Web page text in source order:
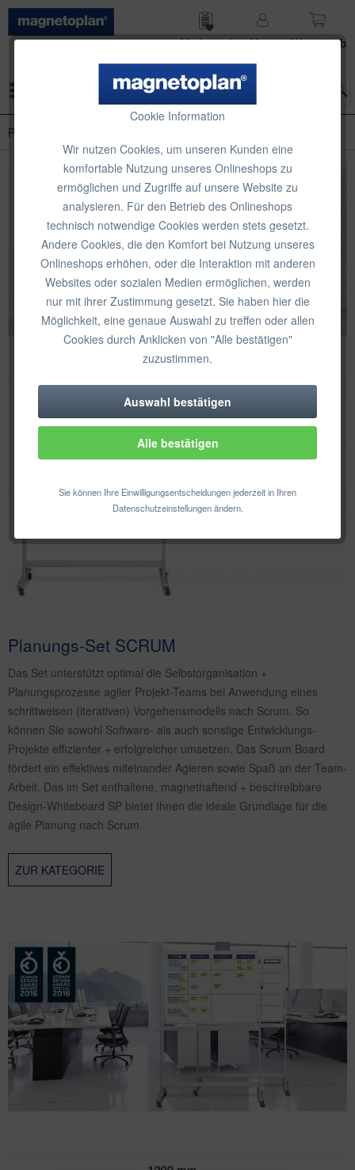
Merk­zettel
Mein
Waren­korb
Cookie Information
Wir nutzen Cookies, um unseren Kunden eine
komfortable Nutzung unseres Onlineshops zu
ermöglichen und Zugriffe auf unsere Website zu
analysieren. Für den Betrieb des Onlineshops
technisch notwendige Cookies werden stets gesetzt.
Andere Cookies, die den Komfort bei Nutzung unseres
Onlineshops erhöhen, oder die Interaktion mit anderen
Websites oder sozialen Medien ermöglichen, werden
nur mit ihrer Zustimmung gesetzt. Sie haben hier die
Möglichkeit, eine genaue Auswahl zu treffen oder allen
Cookies durch Anklicken von "Alle bestätigen"
zuzustimmen.
Technisch erforderlich
Komfortfunktionen
Auswahl bestätigen
Alle bestätigen
Sie können Ihre Einwilligungsentscheidungen jederzeit in Ihren
Datenschutzeinstellungen ändern.
Plantafeln & Projektmanagement
Planungs-Set SCRUM
Das Set unterstützt optimal die Selbstorganisation +
Planungsprozesse agiler Projekt-Teams bei Anwendung eines
schrittweisen (iterativen) Vorgehensmodells nach Scrum. So
können Sie sowohl Software- als auch sonstige Entwicklungs-
Projekte effizienter + erfolgreicher umsetzen. Das Scrum Board
fördert ein effektives miteinander Agieren sowie Spaß an der Team-
Arbeit. Das im Set enthaltene, magnethaftend + beschreibbare
Design-Whiteboard SP bietet Ihnen die ideale Grundlage für die
agile Planung nach Scrum.
ZUR KATEGORIE